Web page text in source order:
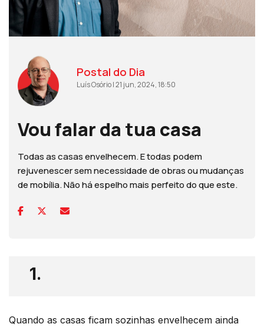
Postal do Dia
Luís Osório | 21 jun, 2024, 18:50
Vou falar da tua casa
Todas as casas envelhecem. E todas podem
rejuvenescer sem necessidade de obras ou mudanças
de mobília. Não há espelho mais perfeito do que este.
1.
Quando as casas ficam sozinhas envelhecem ainda